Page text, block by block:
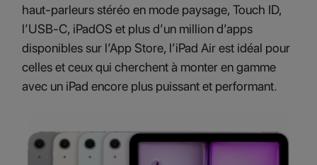
haut‑parleurs stéréo en mode paysage, Touch ID,
l’USB‑C, iPadOS et plus d’un million d’apps
disponibles sur l’App Store, l’iPad Air est idéal pour
celles et ceux qui cherchent à monter en gamme
avec un iPad encore plus puissant et performant.